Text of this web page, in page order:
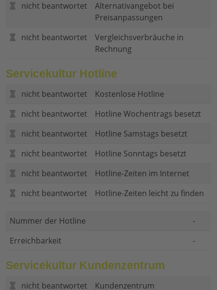
nicht beantwortet
Alternativangebot bei
Preisanpassungen
nicht beantwortet
Vergleichsverbräuche in
Rechnung
Servicekultur Hotline
nicht beantwortet
Kostenlose Hotline
nicht beantwortet
Hotline Wochentrags besetzt
nicht beantwortet
Hotline Samstags besetzt
nicht beantwortet
Hotline Sonntags besetzt
nicht beantwortet
Hotline-Zeiten im Internet
nicht beantwortet
Hotline-Zeiten leicht zu finden
Nummer der Hotline
-
Erreichbarkeit
-
Servicekultur Kundenzentrum
nicht beantwortet
Kundenzentrum